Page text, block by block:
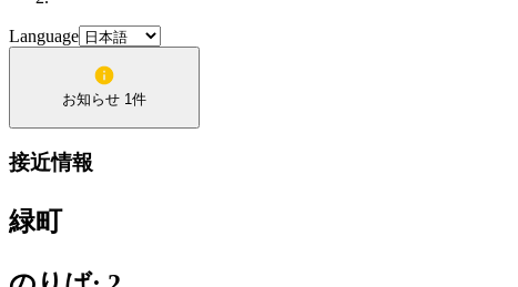
Language
お知らせ 1件
接近情報
緑町